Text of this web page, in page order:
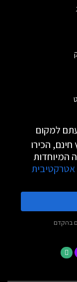
למקום
חינם, הכירו
המיוחדות
אטרקטיבית
בהקדם